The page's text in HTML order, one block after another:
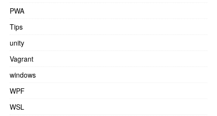
PWA
Tips
unity
Vagrant
windows
WPF
WSL